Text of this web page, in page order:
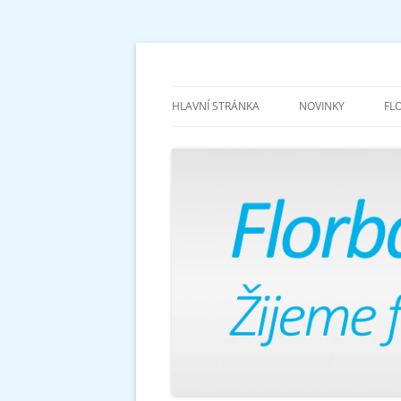
HLAVNÍ STRÁNKA NOVINKY